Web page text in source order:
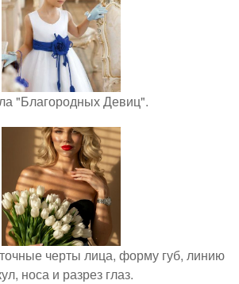
"Благородных Девиц".
черты лица, форму губ, линию
носа и разрез глаз.